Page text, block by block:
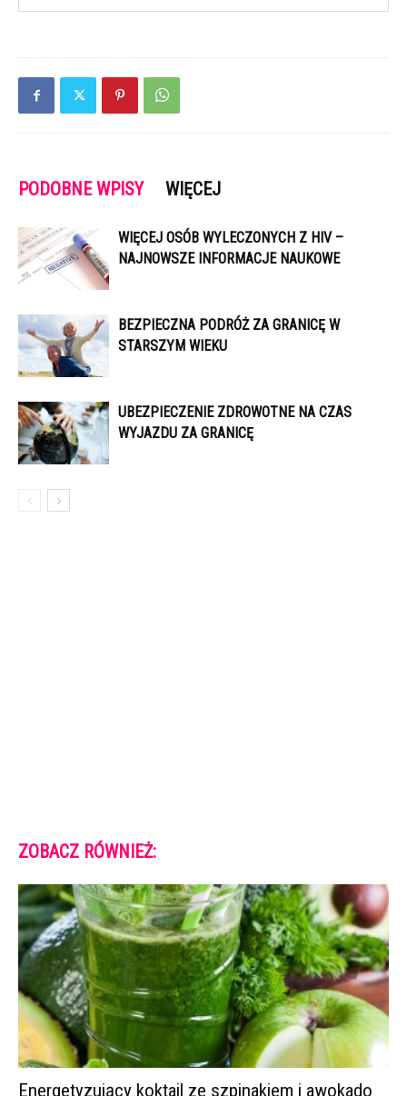
PODOBNE WPISY WIĘCEJ
WIĘCEJ OSÓB WYLECZONYCH Z HIV –
NAJNOWSZE INFORMACJE NAUKOWE
BEZPIECZNA PODRÓŻ ZA GRANICĘ W
STARSZYM WIEKU
UBEZPIECZENIE ZDROWOTNE NA CZAS
WYJAZDU ZA GRANICĘ
ZOBACZ RÓWNIEŻ:
Energetyzujący koktajl ze szpinakiem i awokado